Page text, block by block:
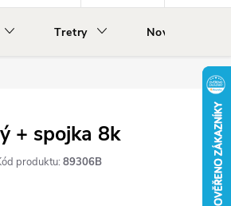
Tretry Nově v
+ spojka 8k
produktu: 89306B